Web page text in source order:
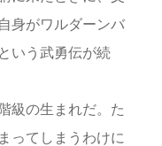
身がワルダーンバ
いう武勇伝が続
級の生まれだ。た
ってしまうわけに